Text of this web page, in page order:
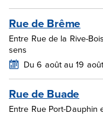
Rue de Brême
Entre Rue de la Rive-
sens
Du 6 août au 19
Rue de Buade
Entre Rue Port-Dauphin